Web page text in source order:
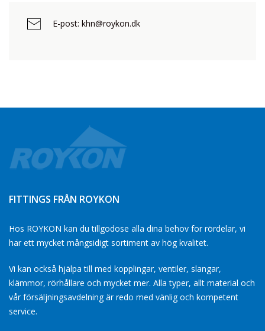
E-post: khn@roykon.dk
FITTINGS FRÅN ROYKON
Hos ROYKON kan du tillgodose alla dina behov for rördelar, vi
har ett mycket mångsidigt sortiment av hög kvalitet.
Vi kan också hjälpa till med kopplingar, ventiler, slangar,
klämmor, rörhållare och mycket mer. Alla typer, allt material och
vår försäljningsavdelning är redo med vänlig och kompetent
service.